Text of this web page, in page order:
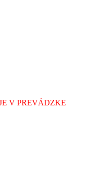
V PREVÁDZKE